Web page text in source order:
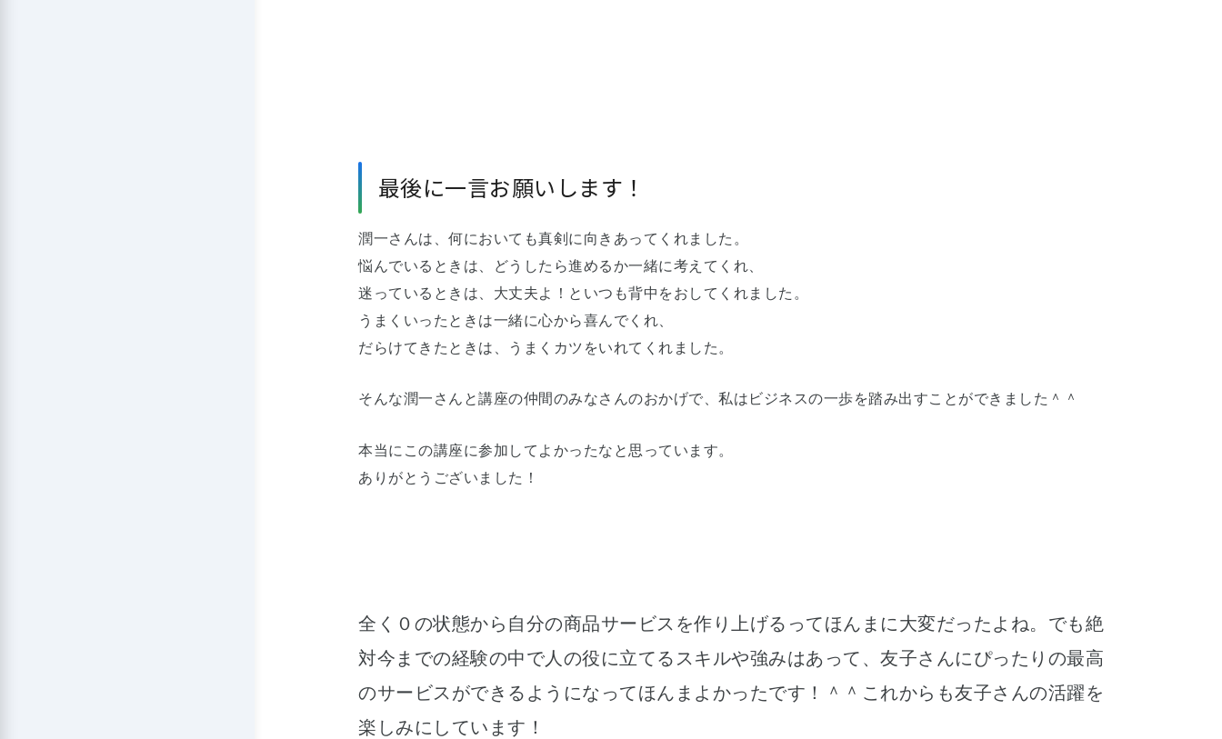
最後に一言お願いします！
潤一さんは、何においても真剣に向きあってくれました。
悩んでいるときは、どうしたら進めるか一緒に考えてくれ、
迷っているときは、大丈夫よ！といつも背中をおしてくれました。
うまくいったときは一緒に心から喜んでくれ、
だらけてきたときは、うまくカツをいれてくれました。
そんな潤一さんと講座の仲間のみなさんのおかげで、私はビジネスの一歩を踏み出すことができました＾＾
本当にこの講座に参加してよかったなと思っています。
ありがとうございました！
全く０の状態から自分の商品サービスを作り上げるってほんまに大変だったよね。でも絶
対今までの経験の中で人の役に立てるスキルや強みはあって、友子さんにぴったりの最高
のサービスができるようになってほんまよかったです！＾＾これからも友子さんの活躍を
楽しみにしています！